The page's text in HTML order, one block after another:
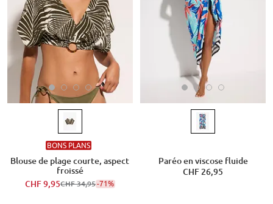
BONS PLANS
Blouse de plage courte, aspect
froissé
CHF 9,95CHF 34,95-71%
Paréo en viscose fluide
CHF 26,95